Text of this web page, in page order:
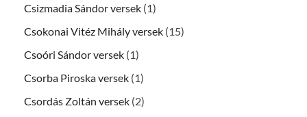
Csizmadia Sándor versek (1)
Csokonai Vitéz Mihály versek (15)
Csoóri Sándor versek (1)
Csorba Piroska versek (1)
Csordás Zoltán versek (2)